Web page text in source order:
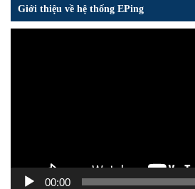
Giới thiệu về hệ thống EPing
00:00